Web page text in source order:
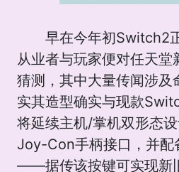
早在今年初Switch2
从业者与玩家便对任天堂
猜测，其中大量传闻涉及
实其造型确实与现款
将延续主机/掌机双形态
Joy-Con手柄接口，并配
——据传该按键可实现新